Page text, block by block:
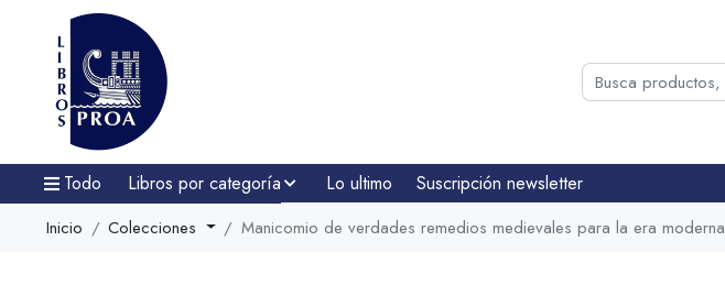
Todo Libros por categoría Lo ultimo Suscripción newsletter
Inicio Colecciones Manicomio de verdades remedios medievales para la era moderna